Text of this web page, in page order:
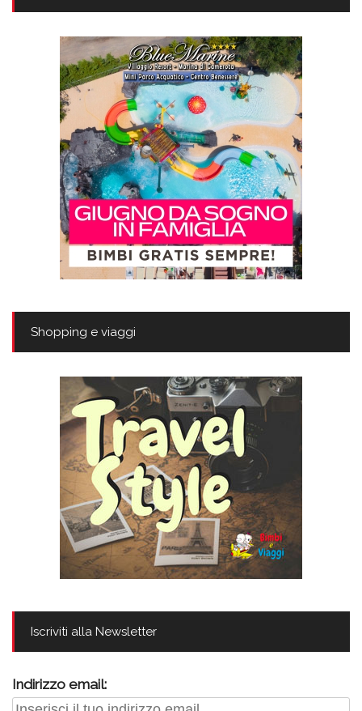
Shopping e viaggi
Iscriviti alla Newsletter
Indirizzo email: